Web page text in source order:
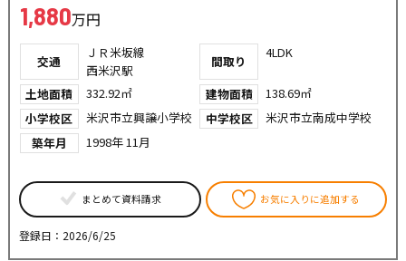
1,880万円
交通
ＪＲ米坂線
西米沢駅
間取り
4LDK
土地面積 332.92㎡ 建物面積
138.69㎡
小学校区
米沢市立興譲小学校 中学校区
米沢市立南成中学校
築年月
1998年 11月
まとめて資料請求 お気に入りに追加する
登録日：2026/6/25